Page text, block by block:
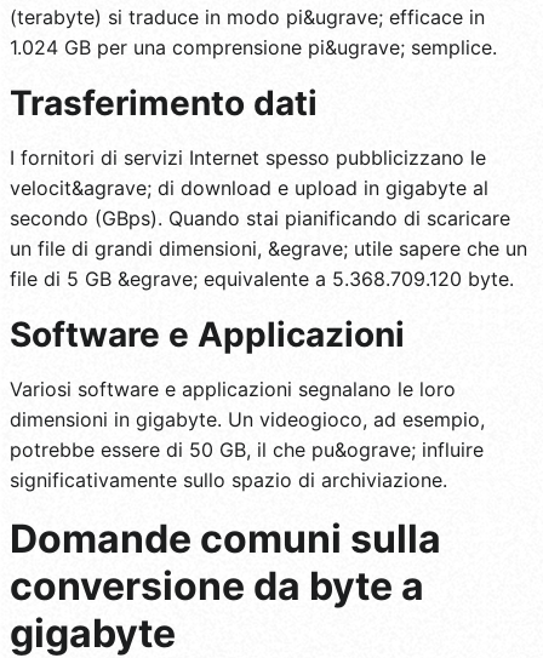
(terabyte) si traduce in modo pi&ugrave; efficace in
1.024 GB per una comprensione pi&ugrave; semplice.
Trasferimento dati
I fornitori di servizi Internet spesso pubblicizzano le
velocit&agrave; di download e upload in gigabyte al
secondo (GBps). Quando stai pianificando di scaricare
un file di grandi dimensioni, &egrave; utile sapere che un
file di 5 GB &egrave; equivalente a 5.368.709.120 byte.
Software e Applicazioni
Variosi software e applicazioni segnalano le loro
dimensioni in gigabyte. Un videogioco, ad esempio,
potrebbe essere di 50 GB, il che pu&ograve; influire
significativamente sullo spazio di archiviazione.
Domande comuni sulla
conversione da byte a
gigabyte